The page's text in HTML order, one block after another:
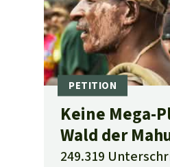
Keine Mega-
Wald der
249.319